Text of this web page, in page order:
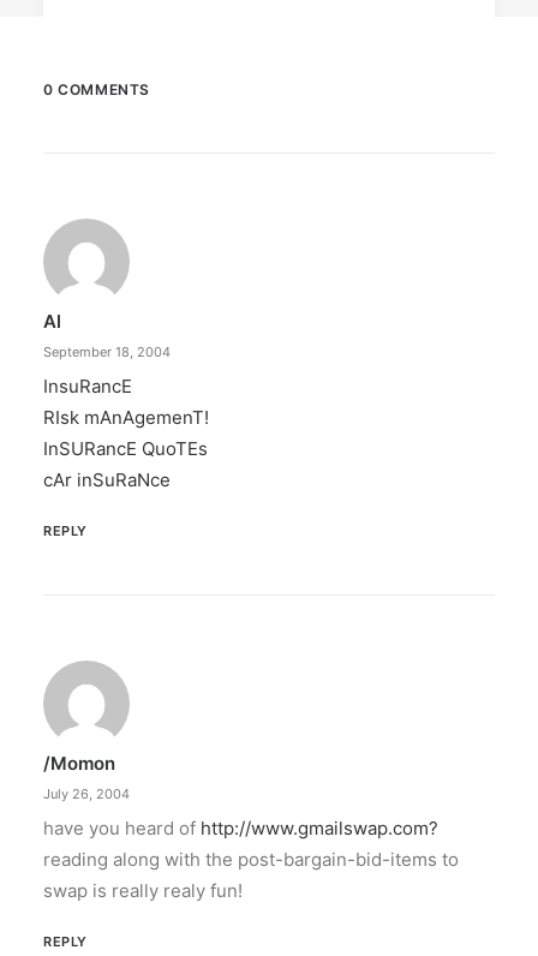
The increase has no additional cost to
subscribers.
0 COMMENTS
Al
September 18, 2004
InsuRancE
RIsk mAnAgemenT!
InSURancE QuoTEs
cAr inSuRaNce
REPLY
/momon
July 26, 2004
have you heard of http://www.gmailswap.com?
reading along with the post-bargain-bid-items to
swap is really realy fun!
REPLY